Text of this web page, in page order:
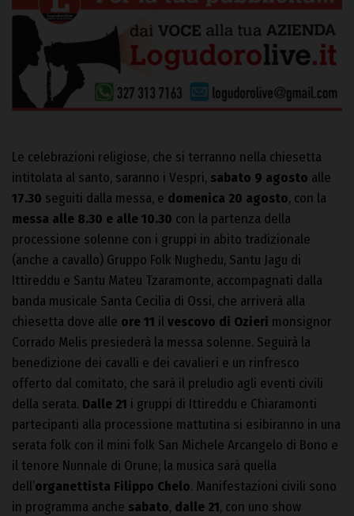
Le celebrazioni religiose, che si terranno nella chiesetta
intitolata al santo, saranno i Vespri, sabato 9 agosto alle
17.30 seguiti dalla messa, e domenica 20 agosto, con la
messa alle 8.30 e alle 10.30 con la partenza della
processione solenne con i gruppi in abito tradizionale
(anche a cavallo) Gruppo Folk Nughedu, Santu Jagu di
Ittireddu e Santu Mateu Tzaramonte, accompagnati dalla
banda musicale Santa Cecilia di Ossi, che arriverà alla
chiesetta dove alle ore 11 ilvescovo di Ozieri monsignor
Corrado Melis presiederà la messa solenne. Seguirà la
benedizione dei cavalli e dei cavalieri e un rinfresco
offerto dal comitato, che sarà il preludio agli eventi civili
della serata. Dalle 21 i gruppi di Ittireddu e Chiaramonti
partecipanti alla processione mattutina si esibiranno in una
serata folk con il mini folk San Michele Arcangelo di Bono e
il tenore Nunnale di Orune; la musica sarà quella
dell’organettista Filippo Chelo. Manifestazioni civili sono
in programma anche sabato, dalle 21, con uno show